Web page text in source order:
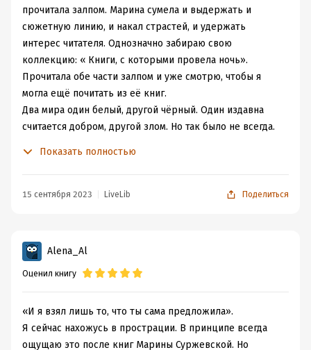
прочитала залпом. Марина сумела и выдержать и
сюжетную линию, и накал страстей, и удержать
интерес читателя. Однозначно забираю свою
коллекцию: « Книги, с которыми провела ночь».
Прочитала обе части залпом и уже смотрю, чтобы я
могла ещё почитать из её книг.
Два мира один белый, другой чёрный. Один издавна
считается добром, другой злом. Но так было не всегда.
младшей сестрёнке и мыслях о куске хлеба. Родителей
приближаться к магам. Но так же как ружье, которое
висит на стене, всегда выстреливает, так и встреча с
магами неизбежна. Встреча меняет жизнь сестёр с ног
потом встречает Шариссара. Шариссар пришел с
Темного мира из мрака, из мира Оххарона. Пришел за
Элей. Так как она оказывается клетки дар ходить
Показать полностью
15 сентября 2023 LiveLib Поделиться
Alena_Al
Оценил книгу
«И я взял лишь то, что ты сама предложила».
Я сейчас нахожусь в прострации. В принципе всегда
ощущаю это после книг Марины Суржевской. Но